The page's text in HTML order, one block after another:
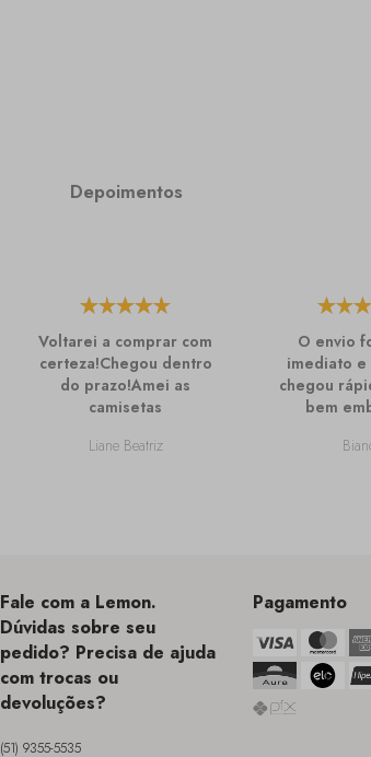
Depoimentos
Voltarei a comprar com
certeza!Chegou dentro
do prazo!Amei as
camisetas
Liane Beatriz
O envio
imediato e
chegou
bem
Fale com a Lemon.
Dúvidas sobre seu
pedido? Precisa de ajuda
com trocas ou
devoluções?
Pagamento